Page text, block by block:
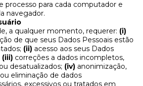
processo para cada computador e
navegador.
a qualquer momento, requerer: (i)
de que seus Dados Pessoais estão
(ii) acesso aos seus Dados
(iii) correções a dados incompletos,
desatualizados; (iv) anonimização,
eliminação de dados
excessivos ou tratados em